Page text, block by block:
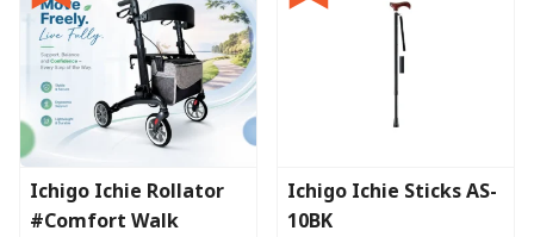
Ichigo Ichie Rollator
#Comfort Walk
Ichigo Ichie Sticks AS-
10BK